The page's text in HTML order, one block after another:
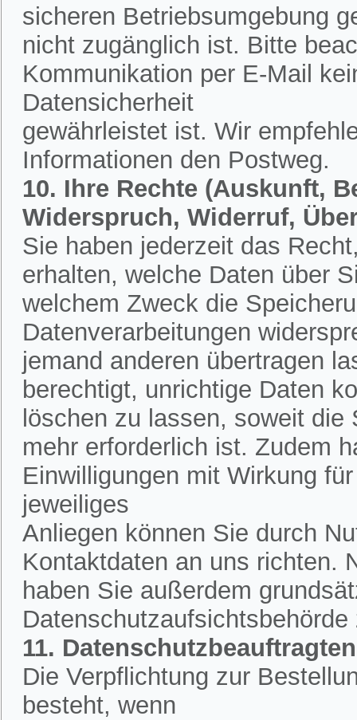
sicheren Betriebsumgebung
nicht zugänglich ist. Bitte
Kommunikation per E-Mail
Datensicherheit
gewährleistet ist. Wir
Informationen den Postweg.
10. Ihre Rechte (Auskunft,
Widerspruch, Widerruf,
Sie haben jederzeit das
erhalten, welche Daten über
welchem Zweck die
Datenverarbeitungen
jemand anderen übertragen
berechtigt, unrichtige Daten
löschen zu lassen, soweit
mehr erforderlich ist. Zudem
Einwilligungen mit Wirkung
jeweiliges
Anliegen können Sie durch
Kontaktdaten an uns richten.
haben Sie außerdem
11. Datenschutzbeauftragten
Die Verpflichtung zur
besteht, wenn